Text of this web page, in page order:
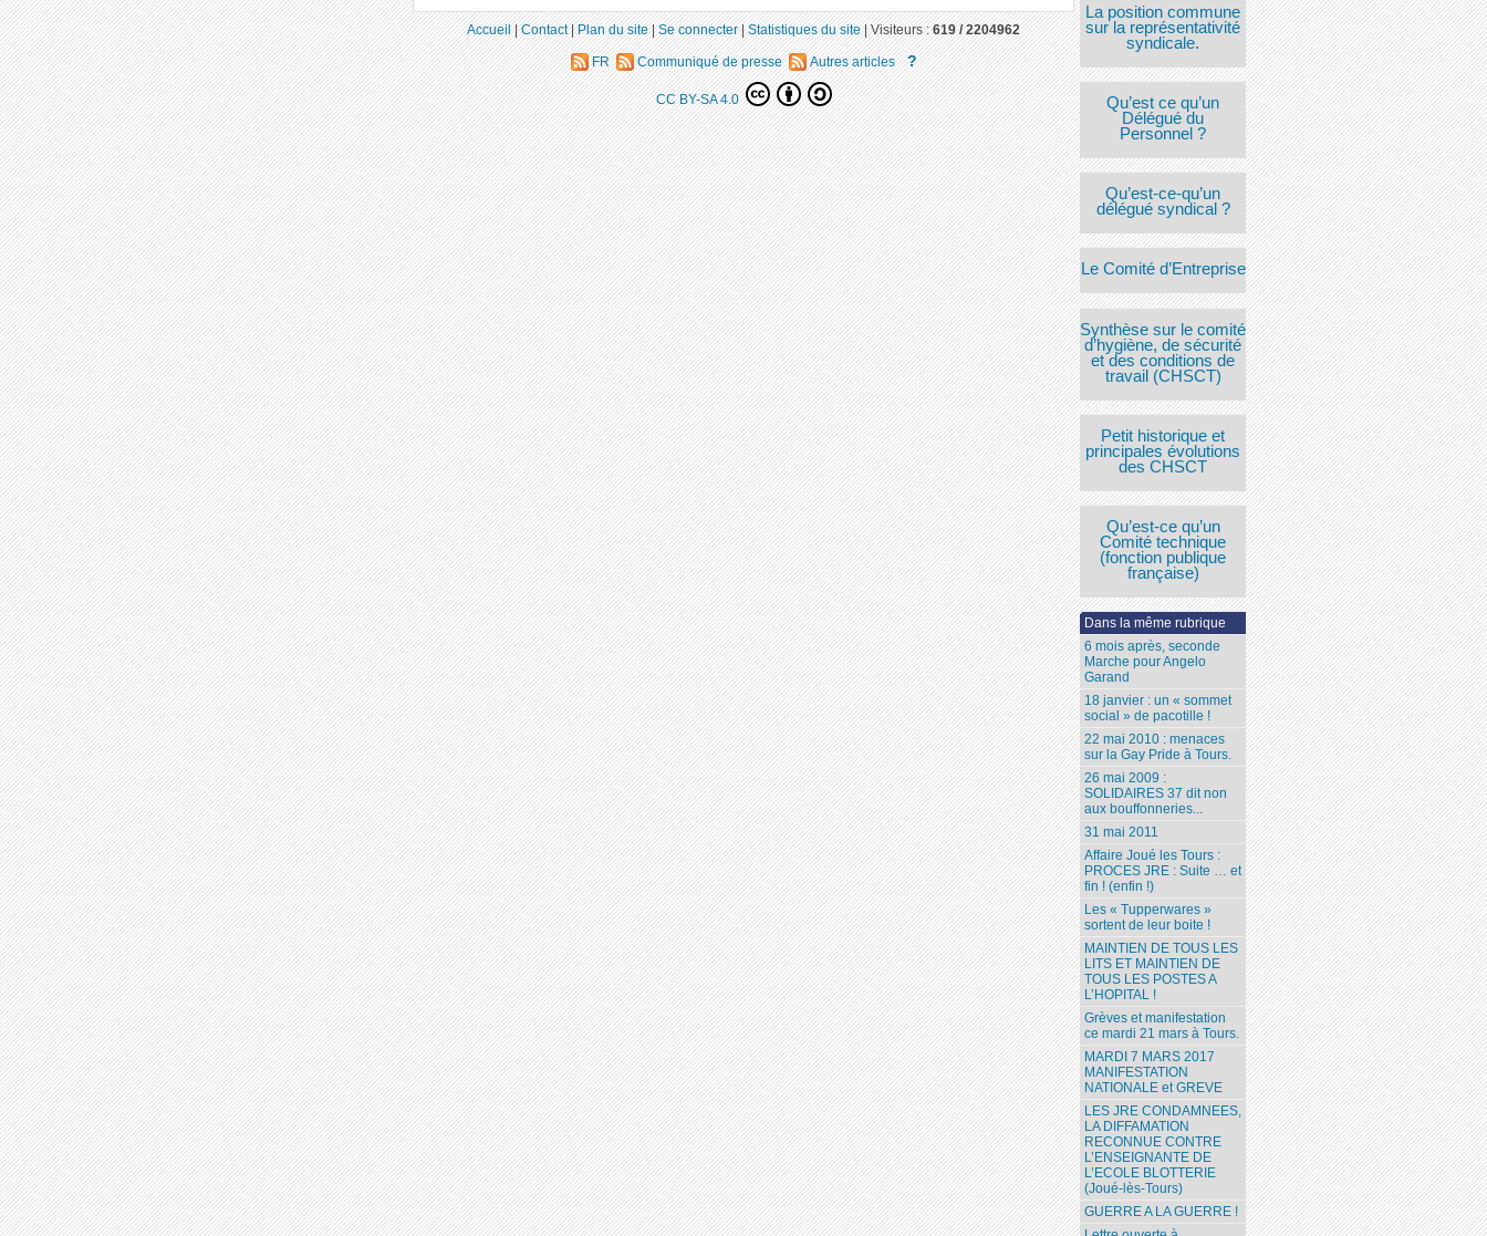
La position commune
sur la représentativité
syndicale.
Qu’est ce qu’un
Délégué du
Personnel ?
Qu’est-ce-qu’un
délégué syndical ?
Le Comité d’Entreprise
Synthèse sur le comité
d’hygiène, de sécurité
et des conditions de
travail (CHSCT)
Petit historique et
principales évolutions
des CHSCT
Qu’est-ce qu’un
Comité technique
(fonction publique
française)
Dans la même rubrique
6 mois après, seconde
Marche pour Angelo
Garand
18 janvier : un « sommet
social » de pacotille !
22 mai 2010 : menaces
sur la Gay Pride à Tours.
26 mai 2009 :
SOLIDAIRES 37 dit non
aux bouffonneries...
31 mai 2011
Affaire Joué les Tours :
PROCES JRE : Suite … et
fin ! (enfin !)
Les « Tupperwares »
sortent de leur boite !
MAINTIEN DE TOUS LES
LITS ET MAINTIEN DE
TOUS LES POSTES A
L’HOPITAL !
Grèves et manifestation
ce mardi 21 mars à Tours.
MARDI 7 MARS 2017
MANIFESTATION
NATIONALE et GREVE
LES JRE CONDAMNEES,
LA DIFFAMATION
RECONNUE CONTRE
L’ENSEIGNANTE DE
L’ECOLE BLOTTERIE
(Joué-lès-Tours)
GUERRE A LA GUERRE !
Accueil|Contact|Plan du site|Se connecter|Statistiques du site|Visiteurs :619 / 2204962
FR Communiqué de presse Autres articles ?
CC BY-SA 4.0